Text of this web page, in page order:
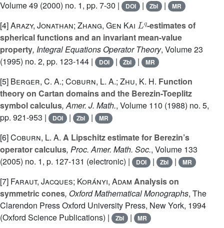
Volume 49 (2000) no. 1, pp. 7-30 | DOI | Zbl | MR
[4]Arazy, Jonathan; Zhang, Gen Kai
-estimates of
spherical functions and an invariant mean-value
property, Integral Equations Operator Theory, Volume 23
(1995) no. 2, pp. 123-144 |
DOI | Zbl | MR
[5] Berger, C. A.; Coburn, L. A.; Zhu, K. H. Function
theory on Cartan domains and the Berezin-Toeplitz
symbol calculus, Amer. J. Math., Volume 110 (1988) no. 5,
pp. 921-953 |
DOI | Zbl | MR
[6]Coburn, L. A. A Lipschitz estimate for Berezin’s
operator calculus, Proc. Amer. Math. Soc., Volume 133
(2005) no. 1, p. 127-131 (electronic) |
DOI | Zbl | MR
[7] Faraut, Jacques; Korányi, Adam Analysis on
symmetric cones, Oxford Mathematical Monographs, The
Clarendon Press Oxford University Press, New York, 1994
(Oxford Science Publications) |
Zbl | MR